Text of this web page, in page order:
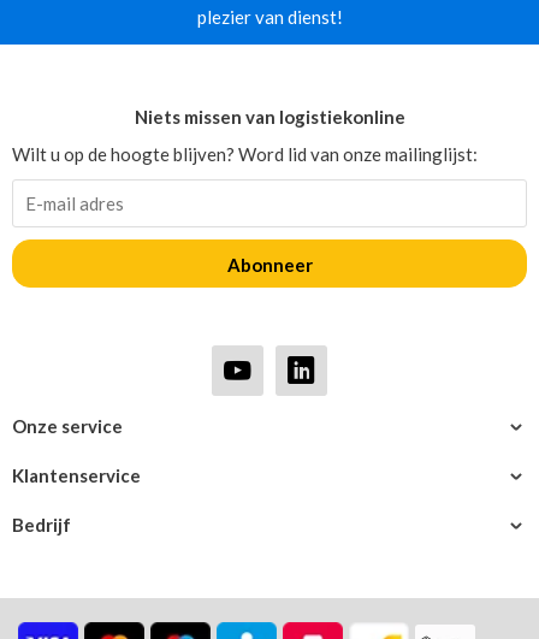
plezier van dienst!
Bedrijf
Klantenservice
Onze service
Niets missen van logistiekonline
Wilt u op de hoogte blijven? Word lid van onze mailinglijst:
Abonneer